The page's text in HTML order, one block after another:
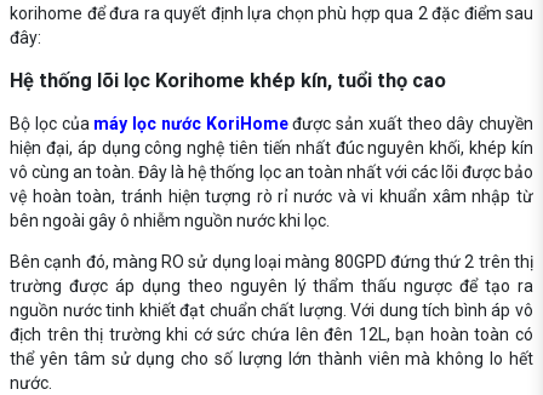
korihome để đưa ra quyết định lựa chọn phù hợp qua 2 đặc điểm sau
đây:
Hệ thống lõi lọc Korihome khép kín, tuổi thọ cao
Bộ lọc của máy lọc nước KoriHomeđược sản xuất theo dây chuyền
hiện đại, áp dụng công nghệ tiên tiến nhất đúc nguyên khối, khép kín
vô cùng an toàn. Đây là hệ thống lọc an toàn nhất với các lõi được bảo
vệ hoàn toàn, tránh hiện tượng rò rỉ nước và vi khuẩn xâm nhập từ
bên ngoài gây ô nhiễm nguồn nước khi lọc.
Bên cạnh đó, màng RO sử dụng loại màng 80GPD đứng thứ 2 trên thị
trường được áp dụng theo nguyên lý thẩm thấu ngược để tạo ra
nguồn nước tinh khiết đạt chuẩn chất lượng. Với dung tích bình áp vô
địch trên thị trường khi cớ sức chứa lên đên 12L, bạn hoàn toàn có
thể yên tâm sử dụng cho số lượng lớn thành viên mà không lo hết
nước.